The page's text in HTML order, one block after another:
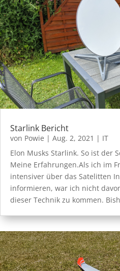
Starlink Bericht
von Powie | Aug. 2, 2021 | IT
Elon Musks Starlink. So ist der
Meine Erfahrungen.Als ich im
intensiver über das Satelitten
informieren, war ich nicht
dieser Technik zu kommen.